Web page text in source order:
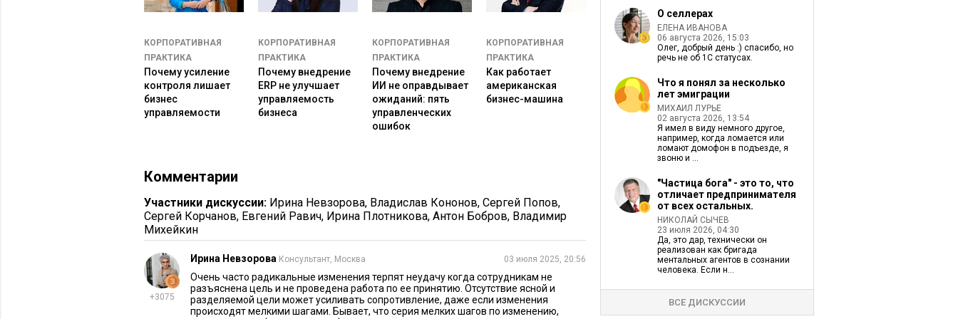
Маленькие шаги создают пространство безопасности. Люди привыкают к движению,
доверие. Так в компании появляется импульс к развитию. Не потому, что сверху «дали
задачу», а потому, что стало понятно – это по силам.​
Приведу несколько примеров из практики.
В банковском секторе. При переходе на Agile использовали «правило 5 минут».
сотрудников адаптировались без снижения продуктивности.
первую неделю сканировали по одному документу вместо использования бумажного
архива. На четвертой неделе – автоматизация первой формы учета. Экономия: 23 млн
Алгоритм внедрения микроизменений
1. Выбор точки входа.
КОРПОРАТИВНАЯ
ПРАКТИКА
Почему усиление
контроля лишает
бизнес
управляемости
КОРПОРАТИВНАЯ
ПРАКТИКА
Почему внедрение
ERP не улучшает
управляемость
бизнеса
КОРПОРАТИВНАЯ
ПРАКТИКА
Почему внедрение
ИИ не оправдывает
ожиданий: пять
управленческих
ошибок
КОРПОРАТИВНАЯ
ПРАКТИКА
Как работает
американская
бизнес-машина
Комментарии
Участники дискуссии: Ирина Невзорова, Владислав Кононов, Сергей Попов,
Сергей Корчанов, Евгений Равич, Ирина Плотникова, Антон Бобров, Владимир
Михейкин
+3075
Ирина Невзорова Консультант, Москва 03 июля 2025, 20:56
Очень часто радикальные изменения терпят неудачу когда сотрудникам не
разъяснена цель и не проведена работа по ее принятию. Отсутствие ясной и
разделяемой цели может усиливать сопротивление, даже если изменения
происходят мелкими шагами. Бывает, что серия мелких шагов по изменению,
О селлерах
ЕЛЕНА ИВАНОВА
06 августа 2026, 15:03
Олег, добрый день :) спасибо, но
речь не об 1С статусах.
Что я понял за несколько
лет эмиграции
МИХАИЛ ЛУРЬЕ
02 августа 2026, 13:54
Я имел в виду немного другое,
например, когда ломается или
ломают домофон в подъезде, я
звоню и ...
"Частица бога" - это то, что
отличает предпринимателя
от всех остальных.
НИКОЛАЙ СЫЧЕВ
23 июля 2026, 04:30
Да, это дар, технически он
реализован как бригада
ментальных агентов в сознании
человека. Если н...
ВСЕ ДИСКУССИИ